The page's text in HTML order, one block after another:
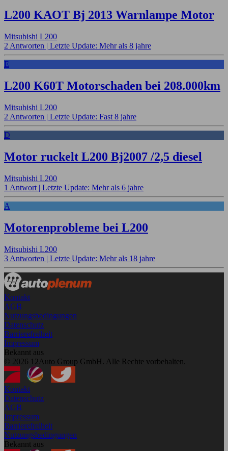
L200 KAOT Bj 2013 Warnlampe Motor
Mitsubishi L200
2 Antworten | Letzte Update: Mehr als 8 jahre
E
L200 K60T Motorschaden bei 208.000km
Mitsubishi L200
2 Antworten | Letzte Update: Fast 8 jahre
D
Motor ruckelt L200 Bj2007 /2,5 diesel
Mitsubishi L200
1 Antwort | Letzte Update: Mehr als 6 jahre
A
Motorenprobleme bei L200
Mitsubishi L200
3 Antworten | Letzte Update: Mehr als 18 jahre
Kontakt
AGB
Nutzungsbedingungen
Datenschutz
Barrierefreiheit
Impressum
Bekannt aus
© 2026 12Auto Group GmbH. Alle Rechte vorbehalten.
Kontakt
Datenschutz
AGB
Impressum
Barrierefreiheit
Nutzungsbedingungen
Bekannt aus